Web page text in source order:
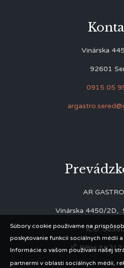
Vinárska
92601
0915 05
AR
Vinárska 4450/2D,
IČO:
IČ DPH:
Súbory cookie používame na
poskytovanie funkcií sociálnych médií a
Informácie o vašom používaní našej
partnermi v oblasti sociálnych médií,